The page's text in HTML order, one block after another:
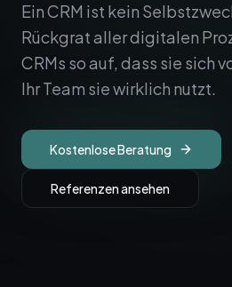
Ein CRM ist kein
Rückgrat aller digitalen
CRMs so auf, dass sie sich
Ihr Team sie wirklich nutzt.
Kostenlose Beratung
Referenzen ansehen